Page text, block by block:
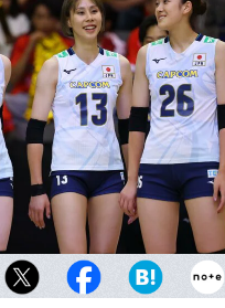
発揮する和田由紀子（13番）と佐